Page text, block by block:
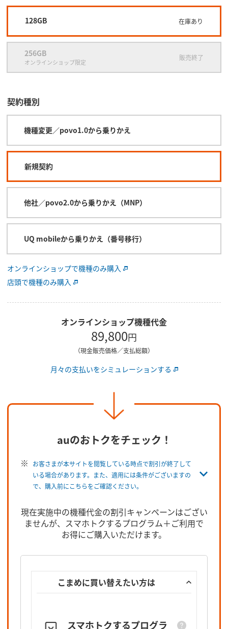
128GB 在庫あり
256GB
オンラインショップ限定
販売終了
契約種別
機種変更／povo1.0から乗りかえ
新規契約
他社／povo2.0から乗りかえ（MNP）
UQ mobileから乗りかえ（番号移行）
オンラインショップで機種のみ購入
店頭で機種のみ購入
オンラインショップ機種代金
89,800円
（現金販売価格／支払総額）
月々の支払いをシミュレーションする
auのおトクをチェック！
お客さまが本サイトを閲覧している時点で割引が終了して
いる場合があります。また、適用には条件がございますの
で、購入前にこちらをご確認ください。
現在実施中の機種代金の割引キャンペーンはござい
ませんが、
スマホトクするプログラム＋ご利用で
お得にご購入いただけます。
こまめに買い替えたい方は
スマホトクするプログラ